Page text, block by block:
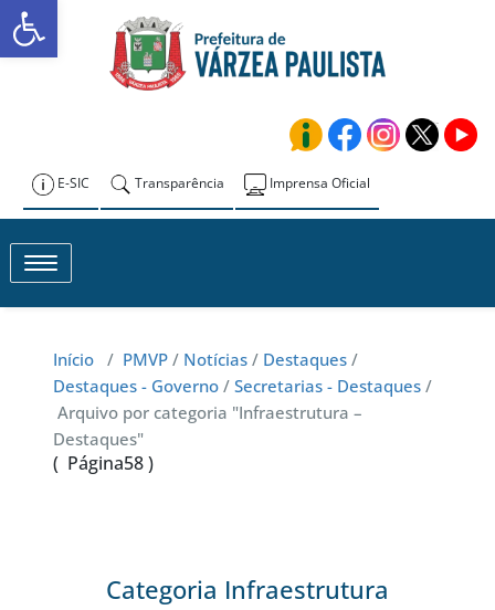
Skip
to
Prefeitura de
E-SIC Transparência Imprensa Oficial
Toggle navigation
Início / PMVP / Notícias / Destaques /
Destaques - Governo / Secretarias - Destaques /
Arquivo por categoria "Infraestrutura –
Destaques"
( Página58 )
Categoria Infraestrutura